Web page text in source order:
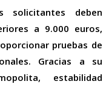
solicitantes deben
a 9.000 euros,
pruebas de
Gracias a su
estabilidad